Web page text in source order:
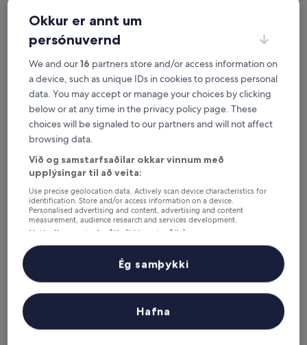
Hótel Akureyri
Hótel Akureyri
3.0
stjörnu
gististaður
Skógarböðin í 2,4 km fjarlægð
9.0
af
Dásamlegt,
(387
umsagnir)
9,0/10 Dásamlegt (387 umsagnir)
Verðið
er
28.366 kr.
28.366 kr.
inniheldur skatta og gjöld
28. ágú. - 29. ágú.
Hótel Edda Akureyri
Hótel Edda Akureyri
Hótel Edda Akureyri
Okkur er annt um
persónuvernd
We and our16 partners store and/or access information on
a device, such as unique IDs in cookies to process personal
data. You may accept or manage your choices by clicking
below or at any time in the privacy policy page. These
choices will be signaled to our partners and will not affect
browsing data.
Við og samstarfsaðilar okkar vinnum með
upplýsingar til að veita:
Use precise geolocation data. Actively scan device characteristics for
identification. Store and/or access information on a device.
Personalised advertising and content, advertising and content
measurement, audience research and services development.
Listi yfir samstarfsaðila (þjónustuaðila)
Hafna
Ég samþykki